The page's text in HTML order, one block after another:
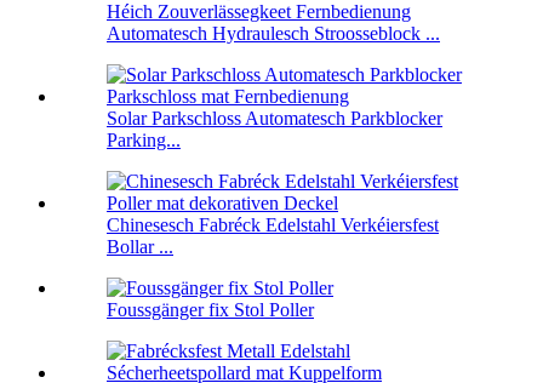
Héich Zouverlässegkeet Fernbedienung
Automatesch Hydraulesch Stroosseblock ...
Solar Parkschloss Automatesch Parkblocker
Parking...
Chinesesch Fabréck Edelstahl Verkéiersfest
Bollar ...
Foussgänger fix Stol Poller